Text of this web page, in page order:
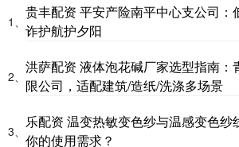
1、
贵丰配资 平安产险南平中心支公司：
诈护航护夕阳
2、
洪萨配资 液体泡花碱厂家选型指南：
限公司，适配建筑/造纸/洗涤多场景
3、
乐配资 温变热敏变色纱与温感变色纱
你的使用需求？